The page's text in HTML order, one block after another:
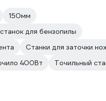
150мм
для бензопилы
Станки для заточки
400Вт
Точильный